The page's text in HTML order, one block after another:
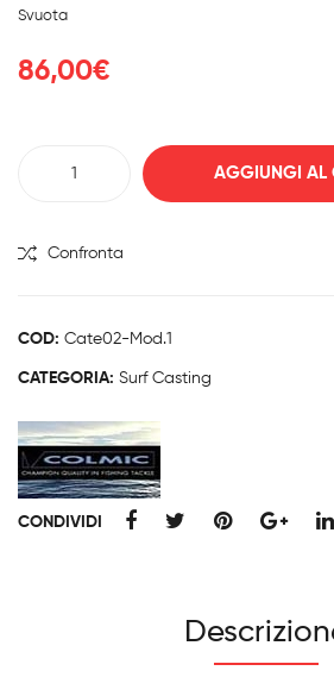
Svuota
86,00€
AGGIUNGI AL
Confronta
COD: Cate02-Mod.1
CATEGORIA: Surf Casting
CONDIVIDI